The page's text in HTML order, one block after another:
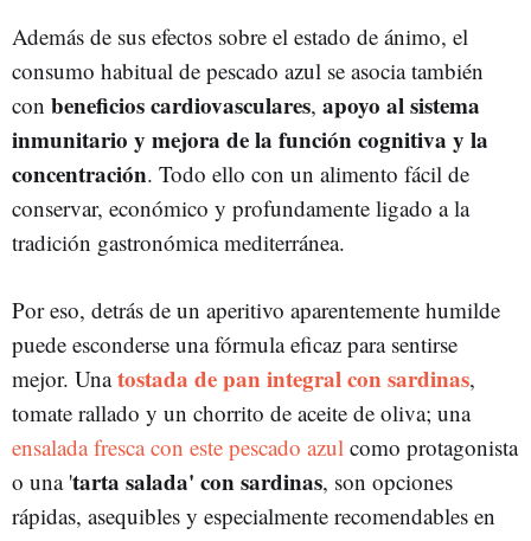
Además de sus efectos sobre el estado de ánimo, el
consumo habitual de pescado azul se asocia también
con beneficios cardiovasculares, apoyo al sistema
inmunitario y mejora de la función cognitiva y la
concentración. Todo ello con un alimento fácil de
conservar, económico y profundamente ligado a la
tradición gastronómica mediterránea.
Por eso, detrás de un aperitivo aparentemente humilde
puede esconderse una fórmula eficaz para sentirse
mejor. Unatostada de pan integral con sardinas,
tomate rallado y un chorrito de aceite de oliva; una
ensalada fresca con este pescado azul como protagonista
o una 'tarta salada' con sardinas, son opciones
rápidas, asequibles y especialmente recomendables en